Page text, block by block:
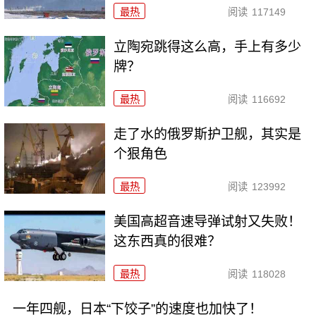
最热 阅读 117149
立陶宛跳得这么高，手上有多少
牌？
最热 阅读 116692
走了水的俄罗斯护卫舰，其实是
个狠角色
最热 阅读 123992
美国高超音速导弹试射又失败！
这东西真的很难？
最热 阅读 118028
一年四舰，日本“下饺子”的速度也加快了！